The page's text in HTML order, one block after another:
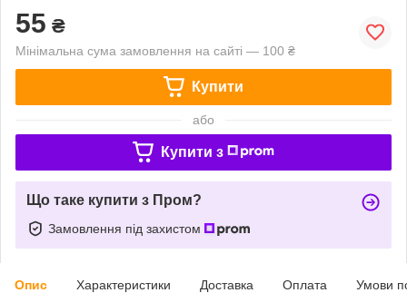
55 ₴
Мінімальна сума замовлення на сайті — 100 ₴
Купити
або
Купити з
Що таке купити з Пром?
Замовлення під захистом
Опис Характеристики Доставка Оплата Умови